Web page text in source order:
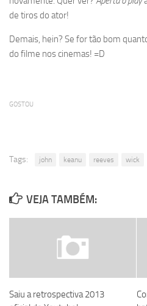
de tiros do ator!
Demais, hein? Se for tão bom
do filme nos cinemas! =D
GOSTOU
Tags: john keanu reeves wick
VEJA TAMBÉM:
Saiu a retrospectiva 2013